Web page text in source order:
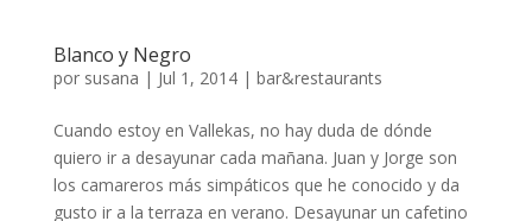
Blanco y Negro
por susana | Jul 1, 2014| bar&restaurants
Cuando estoy en Vallekas, no hay duda de dónde
quiero ir a desayunar cada mañana. Juan y Jorge son
los camareros más simpáticos que he conocido y da
gusto ir a la terraza en verano. Desayunar un cafetino